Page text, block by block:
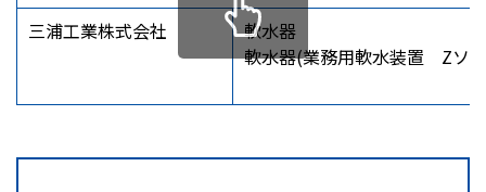
三浦工業株式会社
軟水器
軟水器(業務用軟水装置 Zソ